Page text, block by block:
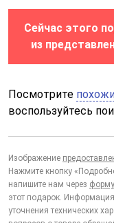
Сейчас этого
из
Посмотрите
воспользуйтесь
Изображение
Нажмите кнопку
напишите нам через
этот подарок.
уточнения технических